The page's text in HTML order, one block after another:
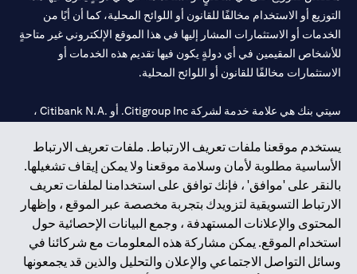
يستخدم موقعنا ملفات تعريف الارتباط. ملفات تعريف الارتباط
الأساسية مطلوبة لأمان وسلامة موقعنا ولا يمكن إيقاف تشغيلها.
بالنقر على 'موافق' ، فإنك توافق على استخدامنا لملفات تعريف
الارتباط التسويقية لتزويدك بتجربة مخصصة عبر الموقع ، وإظهار
المحتوى والإعلانات المستهدفة ، وجمع البيانات الإحصائية حول
استخدام الموقع. يمكن مشاركة هذه المعلومات مع شركائنا في
وسائل التواصل الاجتماعي والإعلان والتحليل والذين قد يجمعونها
التوزيع أو الاستخدام مخالفًا للقانون أو اللوائح المحلية، كما أن أيًا من
الخدمات أو الاستثمارات المشار إليها في هذا الموقع الإلكتروني غير متاحةٍ
للأشخاص المقيمين في أي دولةٍ يكون فيها تقديم هذه الخدمات أو
الاستثمارات مخالفًا للقانون أو اللوائح المحلية.
سيتي بنك هي علامة خدمة لشركة Citigroup Inc. أو .Citibank N.A ،
سيتي بنك إن. إيه. الإمارات مسجل لدى مصرف الإمارات المركزي تحت
أرقام التراخيص 202563 لفرع الوصل في دبي، 531989 لفرع مول
الإمارات في دبي، وCN-1002019لفرع أبوظبي. هاتف: 4000 311 04.
فرع سيتي بنك إن إيه - الإمارات العربية المتحدة مرخص من مصرف
الإمارات العربية المتحدة المركزي كفرع لبنك أجنبي.
سيتي بنك إن إيه الإمارات العربية المتحدة مرخص من هيئة الأوراق المالية